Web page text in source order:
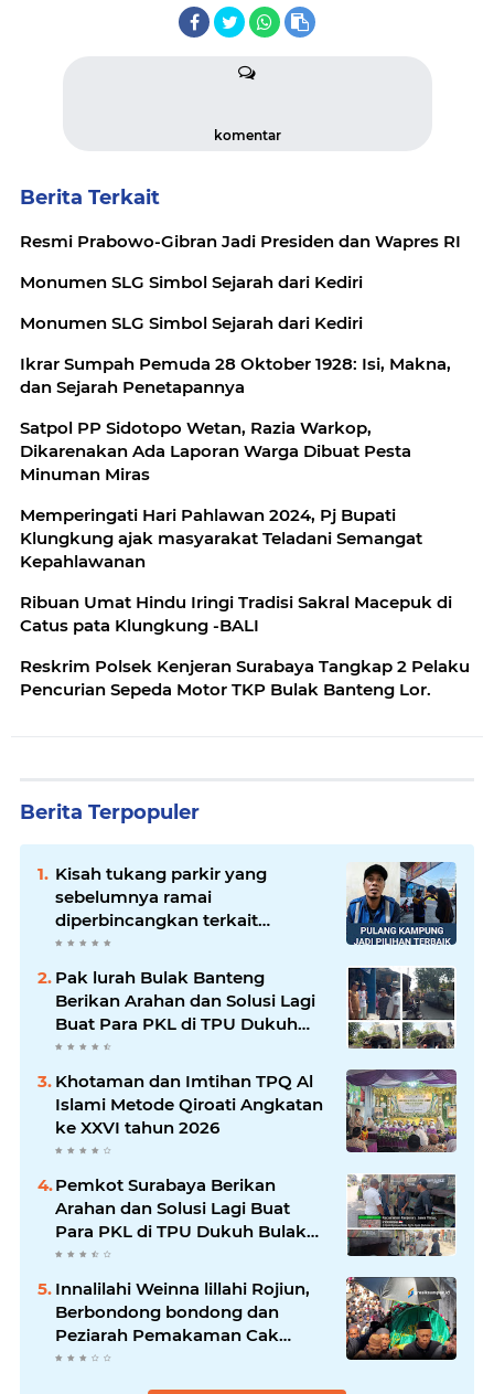
komentar
Berita Terkait
Resmi Prabowo-Gibran Jadi Presiden dan Wapres RI
Monumen SLG Simbol Sejarah dari Kediri
Monumen SLG Simbol Sejarah dari Kediri
Ikrar Sumpah Pemuda 28 Oktober 1928: Isi, Makna,
dan Sejarah Penetapannya
Satpol PP Sidotopo Wetan, Razia Warkop,
Dikarenakan Ada Laporan Warga Dibuat Pesta
Minuman Miras
Memperingati Hari Pahlawan 2024, Pj Bupati
Klungkung ajak masyarakat Teladani Semangat
Kepahlawanan
Ribuan Umat Hindu Iringi Tradisi Sakral Macepuk di
Catus pata Klungkung -BALI
Reskrim Polsek Kenjeran Surabaya Tangkap 2 Pelaku
Pencurian Sepeda Motor TKP Bulak Banteng Lor.
Berita Terpopuler
Kisah tukang parkir yang
sebelumnya ramai
diperbincangkan terkait
persoalan parkir gratis di
sebuah minimarket di Bekasi
kini memasuki babak baru.
Pak lurah Bulak Banteng
Berikan Arahan dan Solusi Lagi
Buat Para PKL di TPU Dukuh
Bulak Banteng Surabaya
Khotaman dan Imtihan TPQ Al
Islami Metode Qiroati Angkatan
ke XXVI tahun 2026
Pemkot Surabaya Berikan
Arahan dan Solusi Lagi Buat
Para PKL di TPU Dukuh Bulak
Banteng Surabaya
Innalilahi Weinna lillahi Rojiun,
Berbondong bondong dan
Peziarah Pemakaman Cak
Soleh.